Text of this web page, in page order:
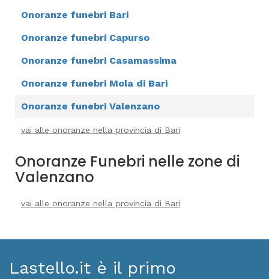
Onoranze funebri Bari
Onoranze funebri Capurso
Onoranze funebri Casamassima
Onoranze funebri Mola di Bari
Onoranze funebri Valenzano
vai alle onoranze nella provincia di Bari
Onoranze Funebri nelle zone di
Valenzano
vai alle onoranze nella provincia di Bari
Lastello.it è il primo